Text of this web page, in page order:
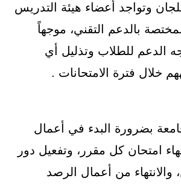
وتواجد أعضاء هيئة التدريس
بالدعم التقني، موجهاً
الدعم للطلاب وتذليل أي
خلال فترة الامتحانات .
بضرورة البدء في أعمال
امتحان كل مقرر، وتفعيل دور
والانتهاء من أعمال الرصد